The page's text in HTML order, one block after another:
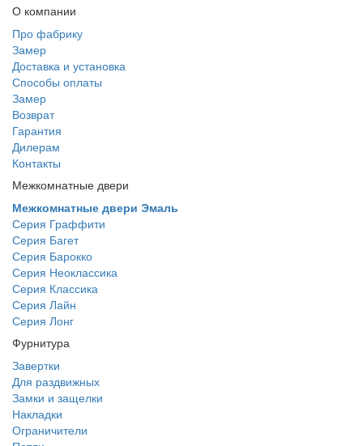
О компании
Про фабрику
Замер
Доставка и установка
Способы оплаты
Замер
Возврат
Гарантия
Дилерам
Контакты
Межкомнатные двери
Межкомнатные двери Эмаль
Серия Граффити
Серия Багет
Серия Барокко
Серия Неоклассика
Серия Классика
Серия Лайн
Серия Лонг
Фурнитура
Завертки
Для раздвижных
Замки и защелки
Накладки
Ограничители